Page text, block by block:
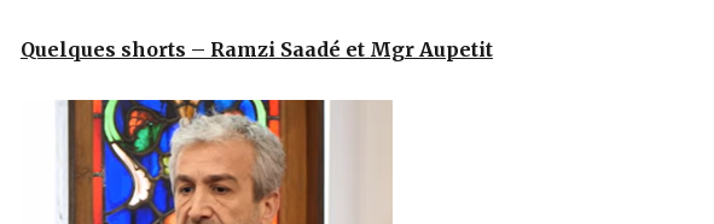
Quelques shorts – Ramzi Saadé et Mgr Aupetit